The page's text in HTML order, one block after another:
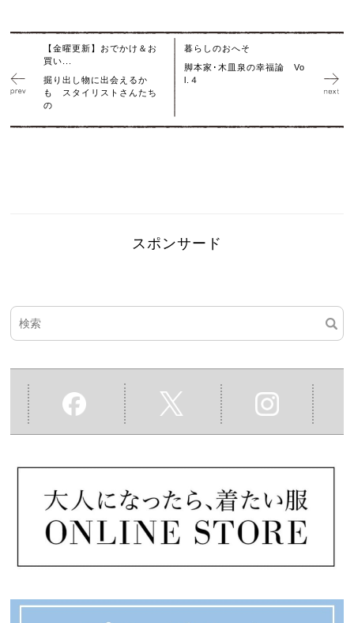
【金曜更新】おでかけ＆お
買い...
掘り出し物に出会えるか
も スタイリストさんたち
の
暮らしのおへそ
脚本家･木皿泉の幸福論 Vo
l.４
スポンサード